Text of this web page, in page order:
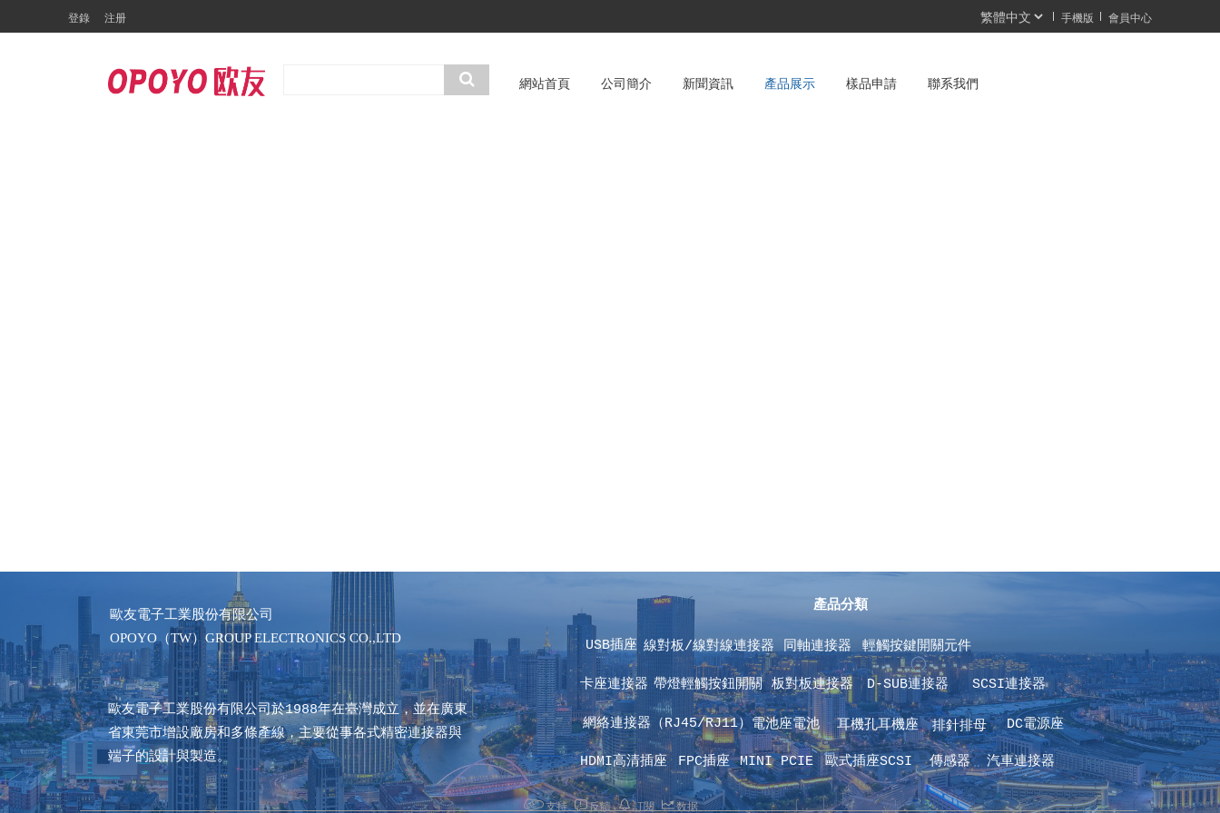
登錄 注册 手機版 會員中心
網站首頁 公司簡介 新聞資訊 產品展示 樣品申請 聯系我們
歐友電子工業股份有限公司
OPOYO（TW）GROUP ELECTRONICS CO.,LTD
歐友電子工業股份有限公司於1988年在臺灣成立，並在廣東
省東莞市增設廠房和多條產線，主要從事各式精密連接器與
端子的設計與製造。
產品分類
USB插座
卡座連接器
網絡連接器（RJ45/RJ11）
HDMI高清插座
線對板/線對線連接器 同軸連接器 輕觸按鍵開關元件
帶燈輕觸按鈕開關 板對板連接器 D-SUB連接器 SCSI連接器
電池座電池 耳機孔耳機座 排針排母
FPC插座 MINI PCIE 歐式插座SCSI 傳感器 汽車連接器
DC電源座
支持 反饋 訂閱 数据